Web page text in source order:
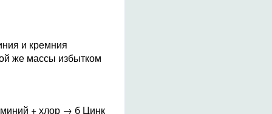
и кремния
же массы избытком
+ хлор → б Цинк